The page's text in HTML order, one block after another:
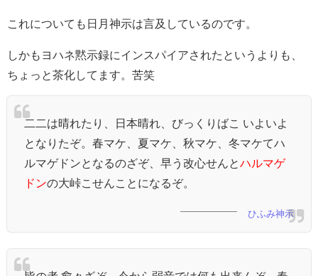
これについても日月神示は言及しているのです。
しかもヨハネ黙示録にインスパイアされたというよりも、
ちょっと茶化してます。苦笑
二二は晴れたり、日本晴れ、びっくりばこ いよいよ
となりたぞ。春マケ、夏マケ、秋マケ、冬マケてハ
ルマゲドンとなるのざぞ、早う改心せんと ハルマゲ
ドンの大峠こせんことになるぞ。
ひふみ神示